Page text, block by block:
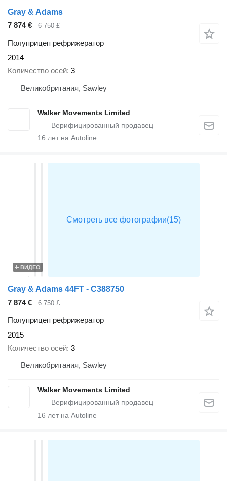
Gray & Adams
7 874 €
6 750 £
Полуприцеп рефрижератор
2014
Количество осей 3
Великобритания, Sawley
Walker Movements Limited
16 лет на Autoline
ВИДЕО
Gray & Adams 44FT - C388750
7 874 €
6 750 £
Полуприцеп рефрижератор
2015
Количество осей 3
Великобритания, Sawley
Walker Movements Limited
16 лет на Autoline